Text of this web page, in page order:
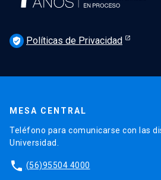
verified_user Políticas de Privacidad
MESA CENTRAL
Teléfono para comunicarse con las
Universidad.
phone (56)95504 4000